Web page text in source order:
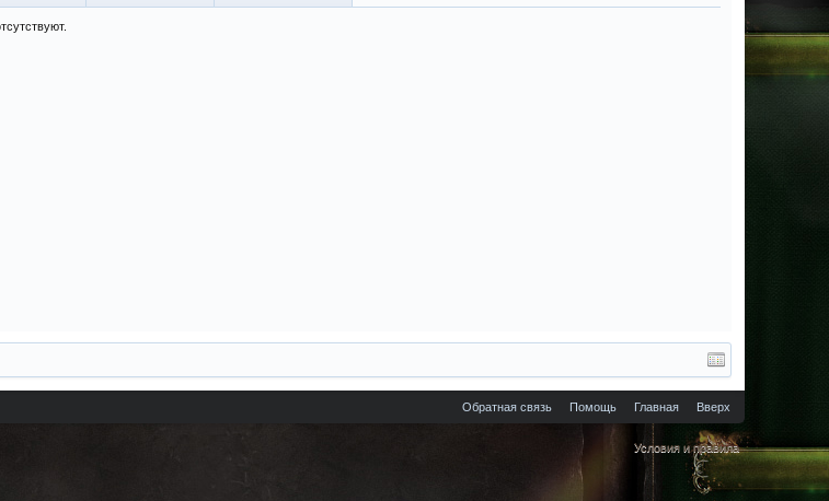
Обратная связь Помощь Главная Вверх
Условия и правила